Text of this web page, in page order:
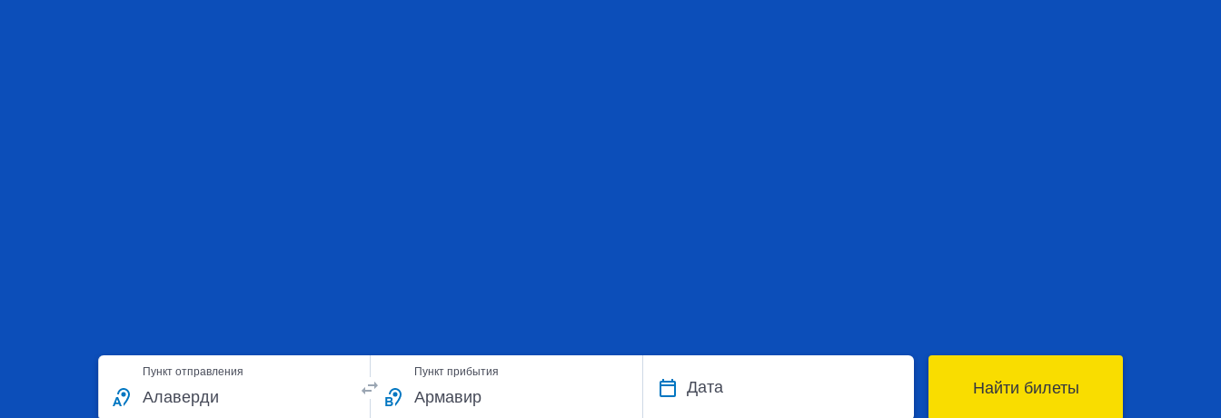
Пункт отправления Пункт прибытия
Дата Найти билеты